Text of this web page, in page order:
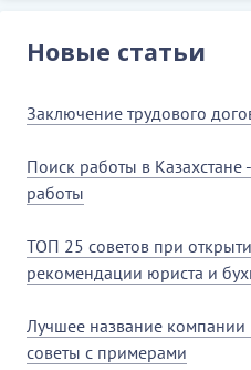
Новые статьи
Заключение трудового
Поиск работы в
работы
ТОП 25 советов при
рекомендации юриста и
Лучшее название компании
советы с примерами